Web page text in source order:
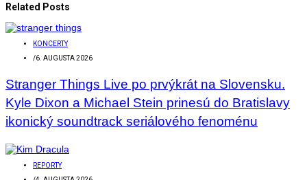
Related Posts
KONCERTY
/6. AUGUSTA 2026
Stranger Things Live po prvýkrát na Slovensku.
Kyle Dixon a Michael Stein prinesú do Bratislavy
ikonický soundtrack seriálového fenoménu
REPORTY